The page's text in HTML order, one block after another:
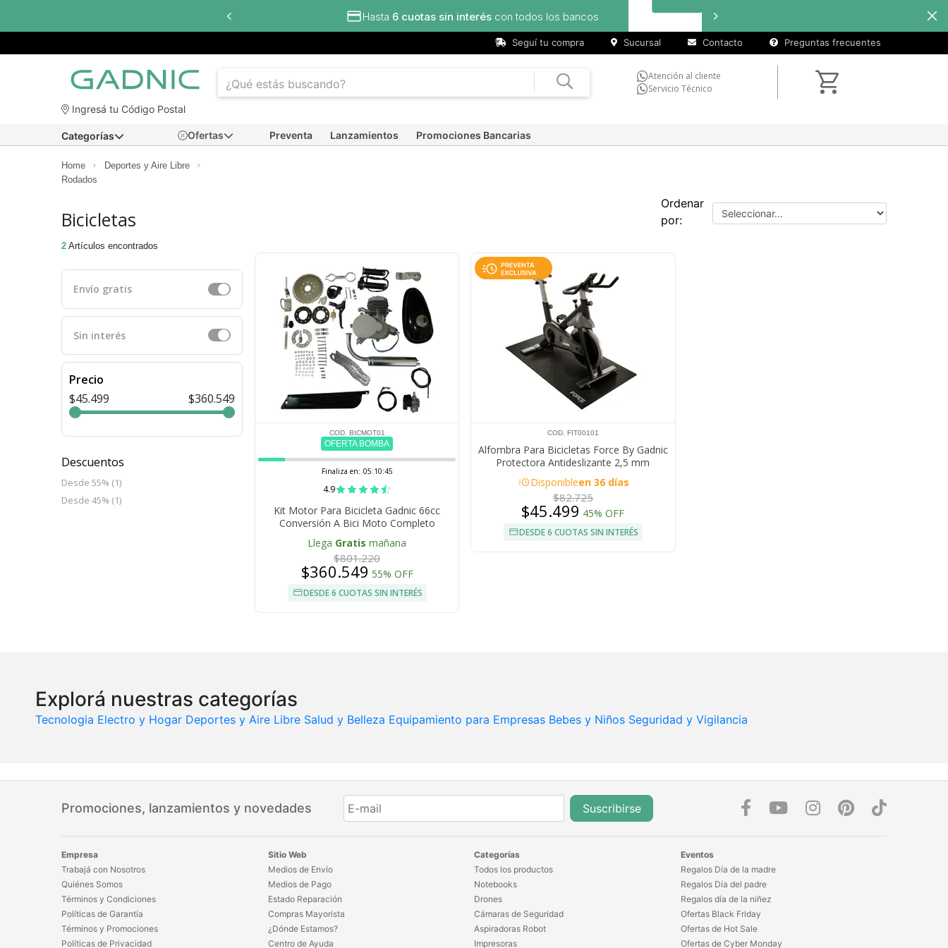
Hasta 6 cuotas sin interés con todos los bancos
Seguí tu compra Sucursal Contacto Preguntas frecuentes
Atención al cliente
Servicio Técnico
Ingresá tu Código Postal
Ofertas Preventa Lanzamientos Promociones Bancarias
Categorías
Home
Deportes y Aire Libre
Rodados
Bicicletas
2 Artículos encontrados
Envío gratis
Sin interés
Precio
$45.499
$360.549
Descuentos
Desde 55% (1)
Desde 45% (1)
Ordenar
por:
COD. BICMOT01
OFERTA BOMBA
Finaliza en: 05:10:45
4.9
Kit Motor Para Bicicleta Gadnic 66cc
Conversión A Bici Moto Completo
Llega Gratis mañana
$801.220
$360.549 55% OFF
DESDE 6 CUOTAS SIN INTERÉS
COD. FIT00101
Alfombra Para Bicicletas Force By Gadnic
Protectora Antideslizante 2,5 mm
acuteDisponibleen 36 días
$82.725
$45.499 45% OFF
DESDE 6 CUOTAS SIN INTERÉS
Explorá nuestras categorías
Tecnologia Electro y Hogar Deportes y Aire Libre Salud y Belleza Equipamiento para Empresas Bebes y Niños Seguridad y Vigilancia
Promociones, lanzamientos y novedades Suscribirse
Empresa
Trabajá con Nosotros
Quiénes Somos
Términos y Condiciones
Políticas de Garantía
Términos y Promociones
Políticas de Privacidad
Sitio Web
Medios de Envío
Medios de Pago
Estado Reparación
Compras Mayorista
¿Dónde Estamos?
Centro de Ayuda
Categorías
Todos los productos
Notebooks
Drones
Cámaras de Seguridad
Aspiradoras Robot
Impresoras
Eventos
Regalos Día de la madre
Regalos Día del padre
Regalos día de la niñez
Ofertas Black Friday
Ofertas de Hot Sale
Ofertas de Cyber Monday